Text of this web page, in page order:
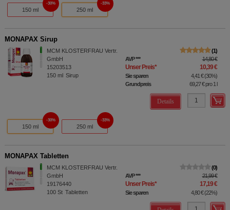
150 ml
30%
250 ml
33%
MONAPAX Sirup
MCM KLOSTERFRAU Vertr.
GmbH
15203513
150 ml Sirup
1
AVP*** 14,80 €
Unser Preis* 10,39 €
Sie sparen 4,41 €(30%)
Grundpreis
69,27 €pro 1 l
Details
150 ml
30%
250 ml
33%
MONAPAX Tabletten
MCM KLOSTERFRAU Vertr.
GmbH
19176440
100 St Tabletten
0
AVP*** 21,99 €
Unser Preis* 17,19 €
Sie sparen 4,80 €(22%)